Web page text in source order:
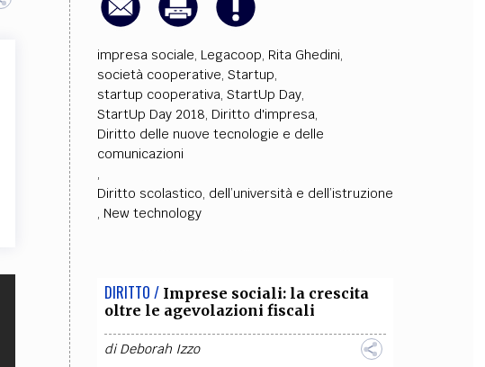
CULTURA
Arte, Cinema, Musica,
Letteratura
COLLABORA CON NOI
impresa sociale, Legacoop, Rita Ghedini,
società cooperative, Startup,
startup cooperativa, StartUp Day,
StartUp Day 2018, Diritto d'impresa,
Diritto delle nuove tecnologie e delle
comunicazioni
,
Diritto scolastico, dell’università e dell’istruzione
, New technology
DIRITTO / Imprese sociali: la crescita
oltre le agevolazioni fiscali
diDeborah Izzo